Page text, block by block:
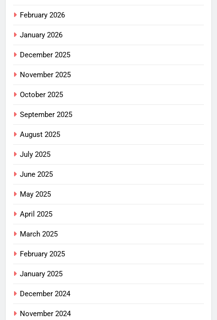
February 2026
January 2026
December 2025
November 2025
October 2025
September 2025
August 2025
July 2025
June 2025
May 2025
April 2025
March 2025
February 2025
January 2025
December 2024
November 2024